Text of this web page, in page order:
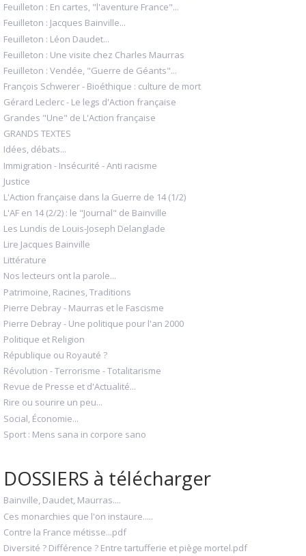
Feuilleton : En cartes, "l'aventure France"...
Feuilleton : Jacques Bainville...
Feuilleton : Léon Daudet...
Feuilleton : Une visite chez Charles Maurras
Feuilleton : Vendée, "Guerre de Géants"...
François Schwerer - Bioéthique : culture de mort
Gérard Leclerc - Le legs d'Action française
Grandes "Une" de L'Action française
GRANDS TEXTES
Idées, débats...
Immigration - Insécurité - Anti racisme
Justice
L'Action française dans la Guerre de 14 (1/2)
L'AF en 14 (2/2) : le "Journal" de Bainville
Les Lundis de Louis-Joseph Delanglade
Lire Jacques Bainville
Littérature
Nos lecteurs ont la parole...
Patrimoine, Racines, Traditions
Pierre Debray - Maurras et le Fascisme
Pierre Debray - Une politique pour l'an 2000
Politique et Religion
République ou Royauté ?
Révolution - Terrorisme - Totalitarisme
Revue de Presse et d'Actualité...
Rire ou sourire un peu...
Social, Économie...
Sport : Mens sana in corpore sano
DOSSIERS à télécharger
Bainville, Daudet, Maurras....
Ces monarchies que l'on instaure.....
Contre la France métisse...pdf
Diversité ? Différence ? Entre tartufferie et piège mortel.pdf